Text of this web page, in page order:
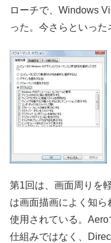
ローチで、Windows
った。今さらといった
第1回は、画面周りを
は画面描画によく知
使用されている。
仕組みではなく、